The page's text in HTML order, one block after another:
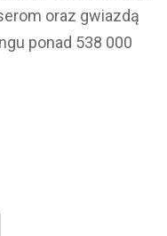
oraz gwiazdą
ponad 538 000